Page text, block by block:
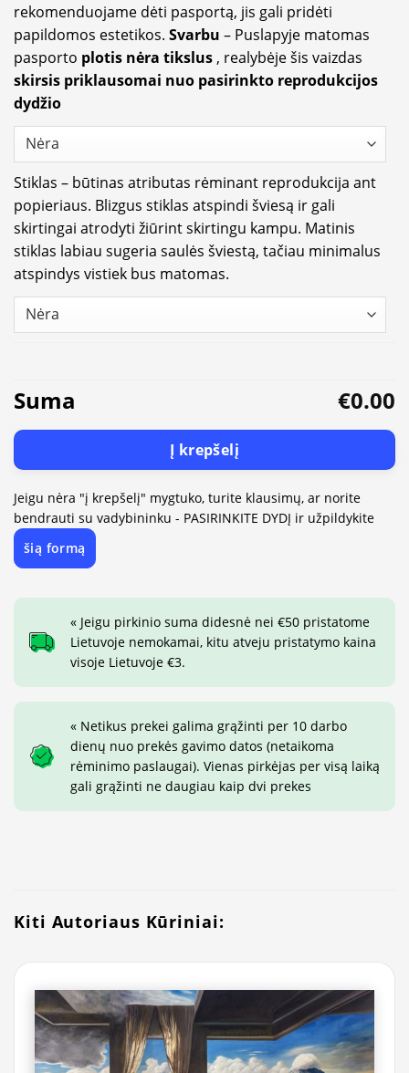
rekomenduojame dėti pasportą, jis gali pridėti
papildomos estetikos. Svarbu – Puslapyje matomas
pasporto plotis nėra tikslus , realybėje šis vaizdas
skirsis priklausomai nuo pasirinkto reprodukcijos
dydžio
Stiklas – būtinas atributas rėminant reprodukcija ant
popieriaus. Blizgus stiklas atspindi šviesą ir gali
skirtingai atrodyti žiūrint skirtingu kampu. Matinis
stiklas labiau sugeria saulės šviestą, tačiau minimalus
atspindys vistiek bus matomas.
Suma €0.00
Į krepšelį
Jeigu nėra "į krepšelį" mygtuko, turite klausimų, ar norite
bendrauti su vadybininku - PASIRINKITE DYDĮ ir užpildykite
šią formą
« Jeigu pirkinio suma didesnė nei €50 pristatome
Lietuvoje nemokamai, kitu atveju pristatymo kaina
visoje Lietuvoje €3.
« Netikus prekei galima grąžinti per 10 darbo
dienų nuo prekės gavimo datos (netaikoma
rėminimo paslaugai). Vienas pirkėjas per visą laiką
gali grąžinti ne daugiau kaip dvi prekes
Kiti Autoriaus Kūriniai: